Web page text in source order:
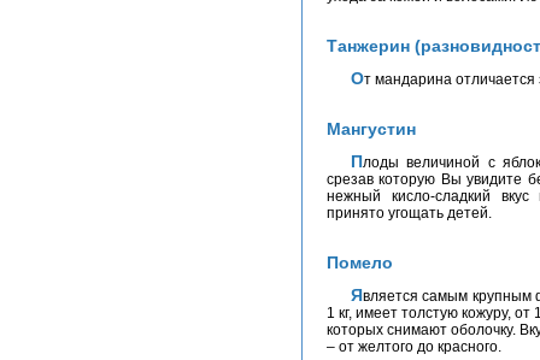
Танжерин
От мандарина
Мангустин
Плоды величиной с яблоко и цветом баклажана. Имеет толстую кожуру,
срезав которую Вы увидите
нежный кисло-сладкий
принято угощать детей.
Помело
Является самым крупным фруктом из всех цитрусовых. Может весить более
1 кг, имеет толстую кожуру,
которых снимают оболочку.
– от желтого до красного.